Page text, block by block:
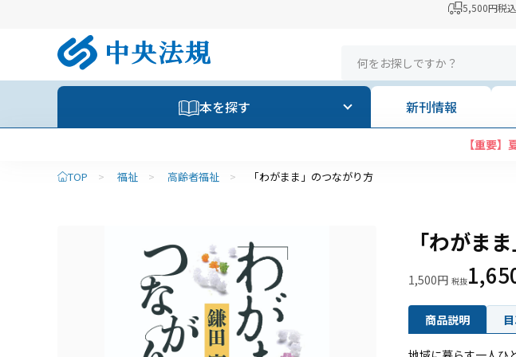
5,500円税
本を探す 新刊情報
【重要
TOP > 福祉 > 高齢者福祉 > 「わがまま」のつながり方
「わがま
1,500円
商品説明